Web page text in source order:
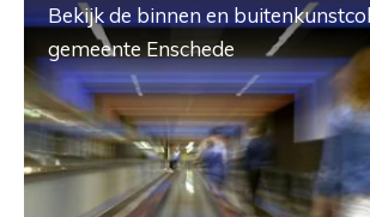
Bekijk de binnen en
gemeente Enschede